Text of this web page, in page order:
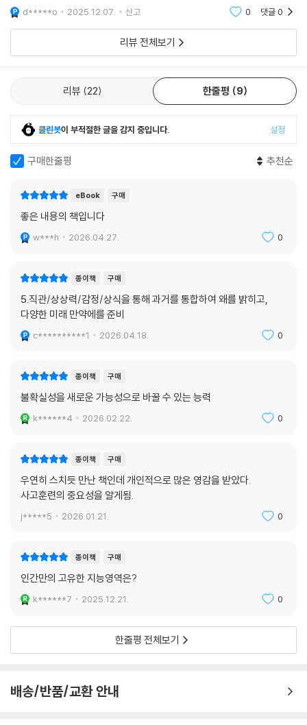
으로 바라본 결과는 애플 동료들이 말한 ‘현실 왜곡장’이었다. 그 왜곡장 안
에서 잡스는 삶의 오래된 규칙들을 잠시 접어두고 예외를 밀어붙였다. 그
것이 새로운 규칙이 될 때까지 말이다. 잡스가 새로운 규칙을 만든 사례는
년에 잡스는 모토로라와 협업해 로커를 출시했다. 로커는 아이튠즈에서 노
래 100곡을 다운로드할 수 있는 막대형 휴대전화였다. 하지만 로커는 처참
다. 판매 실적만 보면 이 프로젝트는 마땅히 포기해야 했다. 하지만 잡스는
라는 개념을 비웃는 동안, 잡스는 애플을 밀어붙여 결국 아이폰을 만들어
냈다. 아이작슨이 잡스를 트위커로 본 것은 사실 잡스가 특정 기기의 예외
적인 잠재력을 알아보았기 때문이다. 그는 그 기기들에서 《리어 왕》에서
해 각 기기를 더욱 독창적으로 만들어냈다.
--- 「5장 [혁신] 낯선 것을 환영하는 용기’ 중에서
당신은 태어날 때부터 리더였다. 나는 이 사실을 안다. 수십만 년 전, 태초
었다. 기근이 닥치면, 당신은 겨울의 추위 속에서 부족을 새로운 사냥터로
인도하는 역할을 해야 했다. 지금 당신은 이 시험을 통과한 수많은 세대의
후손이다. 그러니 당신도 이 시험을 통과할 수 있다. 하지만 아직 자신의 본
당신은 본래 따라야 할 사람이라는 뜻이다. 교육은 현대의 방식이다. 역사
상 인간이 생존 시험이 아닌 학교 시험을 통과하기 위해 교실에서 이토록
많은 시간을 보낸 적은 없었다. 학교에서는 당신의 머릿속이 비이성적인
것으로 가득 차 있다고 가르친다. 비이성적인 생각은 감정, 편견, 사실에 대
움과 수치심 때문에 그 교정에 순응하며, 그것이 당신을 더 나은 사람으로
만들어줄 것이라 기대한다. 하지만 교정되기를 바랄수록 자신의 본성에 대
한 불신은 깊어진다. 스스로 평가하는 능력을 포기하고 제도적 평가에 의
졸업에 가까워지면서, 당신은 인간의 삶에서 가장 높은 목적은 리더가 되
만 막상 선두에 서야 할 때가 되면 당신은 주저한다. 추종자의 습관에 깊이
스스로 찾도록 지원했다. 놀랍게도, 막 입대한 신병들조차 예기치 않은 변
이 훈련 모델은 이후 기업, 의료, 교육 현장으로 확산되며, 단기간 내 의사
결정 속도 개선, 팀 내 신뢰 구축, 주도적 실행력 강화라는 유의미한 성과를
끌어냈다. 경험이 부족해도, 방향을 감지하는 능력은 누구나 가지고 있다
는 사실이 증명된 것이다. 중요한 것은 지시가 아니라, 잠들어 있던 고유지
능을 작동시킬 수 있는 환경을 열어주는 일이다. 고유지능은 경험의 축적
에서 비롯되는 것이 아니라, 실제 상황에서 스스로 시도해볼 기회가 주어
질 때 비로소 살아 움직인다.
의 뇌는 데이터를 축적해 답을 계산하는 장치가 아니라, 장면을 그려보고
릿속에서 “지금 무슨 일이 일어나고 있는가? 다음은 무엇이어야 하는
가?”를 스스로 묻는다. 그 질문에 답을 만들어가는 과정이 바로 ‘이야기’의
야기의 흐름으로 이해하고, 다음 장면을 직접 설계하기 시작한다는 의미
“당신은 당신의 생각보다 더 똑똑하다!”
AI보다 뛰어난 인간 지능을 회복하는 훈련법
《고유지능》에는 인간의 뇌 속에 깊이 자리한 네 가지 고유지능인 직관, 상
한 심리 이론이나 추상적 조언이 아니라, 오늘 당장 적용할 수 있는 작고 실
용적인 실행들이다. 예를 들어 과도한 데이터 속에서도 ‘하나의 이상한
다음 시도에 필요한 정보로 재해석하는 것, 불확실한 상황에서 멈추지 않
아니라 작은 실행 속에서 깨어난다.
이 실용성은 세계 석학들의 극찬으로 이어졌다. 미래학자 다니엘 핑크는
웰은 저자 앵거스 플레처를 “단 한 번도 평범한 생각을 해본 적이 없는 사
관한 선언문”이라고 강조했다. 책의 말미에는 자신의 고유지능 상태를 확
인할 수 있는 자가 진단 퀴즈와, 직관·상상력·감정·상식을 활성화할 수 있
한 연습과 체크 질문을 통해, 독자는 고유지능을 일상에서 자연스럽게 훈
련할 수 있도록 설계되어 있다.
이 책은 빠르게 변하는 환경 속에서 한발 앞서 방향을 감지해야 하는 리더
와 창업자, 정보 과부하 속에서도 기회를 놓치고 싶지 않은 실무자와 연구
d*****o 2025.12.07. 신고 0 댓글0
리뷰 전체보기
리뷰 22 한줄평 9
클린봇이 부적절한 글을 감지 중입니다. 설정
구매한줄평 추천순
eBook 구매
좋은 내용의 책입니다
w***h 2026.04.27. 0
종이책 구매
5.직관/상상력/감정/상식을 통해 과거를 통합하여 왜를 밝히고,
다양한 미래 만약에를 준비
c**********1 2026.04.18. 0
종이책 구매
불확실성을 새로운 가능성으로 바꿀 수 있는 능력
k******4 2026.02.22. 0
종이책 구매
우연히 스치듯 만난 책인데 개인적으로 많은 영감을 받았다.
사고훈련의 중요성을 알게됨.
j*****5 2026.01.21. 0
종이책 구매
인간만의 고유한 지능영역은?
k******7 2025.12.21. 0
한줄평 전체보기
배송/반품/교환 안내